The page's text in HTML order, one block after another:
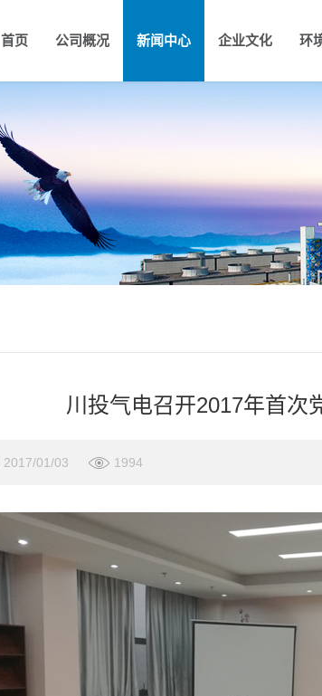
首页 公司概况 新闻中心 企业文化 环
川投气电召开2017年首次
2017/01/03 1994